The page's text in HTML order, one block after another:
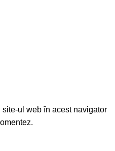
ul web în acest navigator